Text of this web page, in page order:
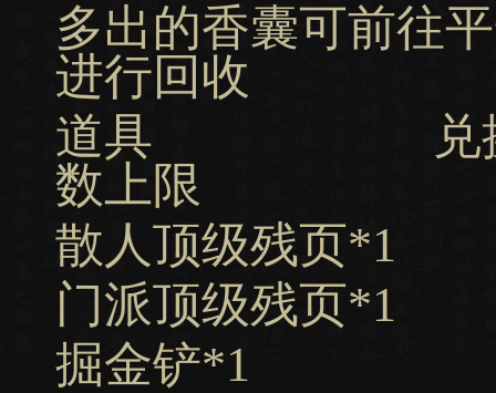
多出的香囊可前往
进行回收
道具 兑换
数上限
散人顶
门派顶
掘金